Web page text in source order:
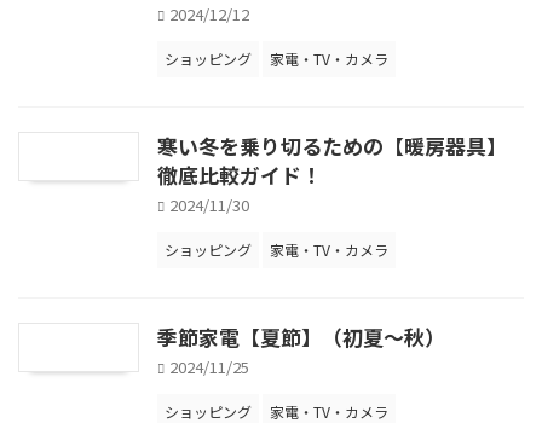
2024/12/12
ショッピング 家電・TV・カメラ
寒い冬を乗り切るための【暖房器具】
徹底比較ガイド！
2024/11/30
ショッピング 家電・TV・カメラ
季節家電【夏節】（初夏～秋）
2024/11/25
ショッピング 家電・TV・カメラ